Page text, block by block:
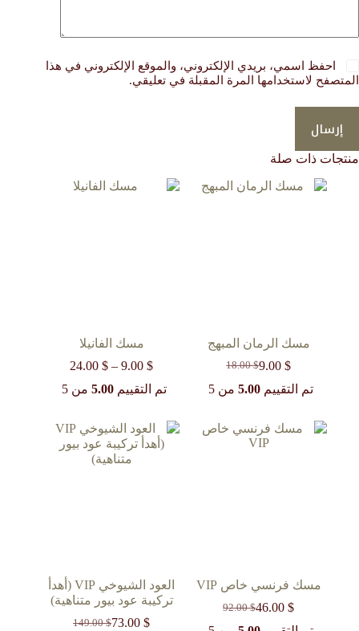
احفظ اسمي، بريدي الإلكتروني، والموقع الإلكتروني في هذا
المتصفح لاستخدامها المرة المقبلة في تعليقي.
إرسال
منتجات ذات صلة
مسك الرمان المبهج
18.00$
السعر
الأصلي
9.00$
السعر
الحالي تم التقييم 5.00من 5
مسك الفانيلا
9.00$
–
24.00$
نطاق
من
خلال
تم التقييم5.00 من 5
مسك فرنسي خاص VIP
92.00$
السعر46.00$
السعر
العود الشيوخي VIP (أهدأ
تركيبة عود بيور متناهية)
149.00$73.00$